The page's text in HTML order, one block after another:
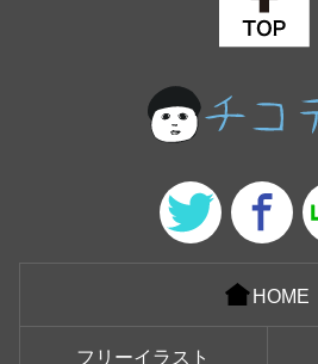
HOME
フリーイラスト